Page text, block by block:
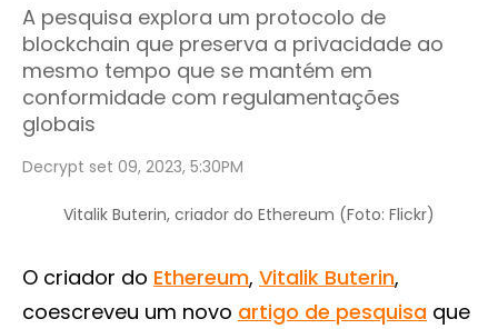
A pesquisa explora um protocolo de
blockchain que preserva a privacidade ao
mesmo tempo que se mantém em
conformidade com regulamentações
globais
Decrypt set 09, 2023, 5:30PM
Vitalik Buterin, criador do Ethereum (Foto: Flickr)
O criador do Ethereum, Vitalik Buterin,
coescreveu um novo artigo de pesquisa que